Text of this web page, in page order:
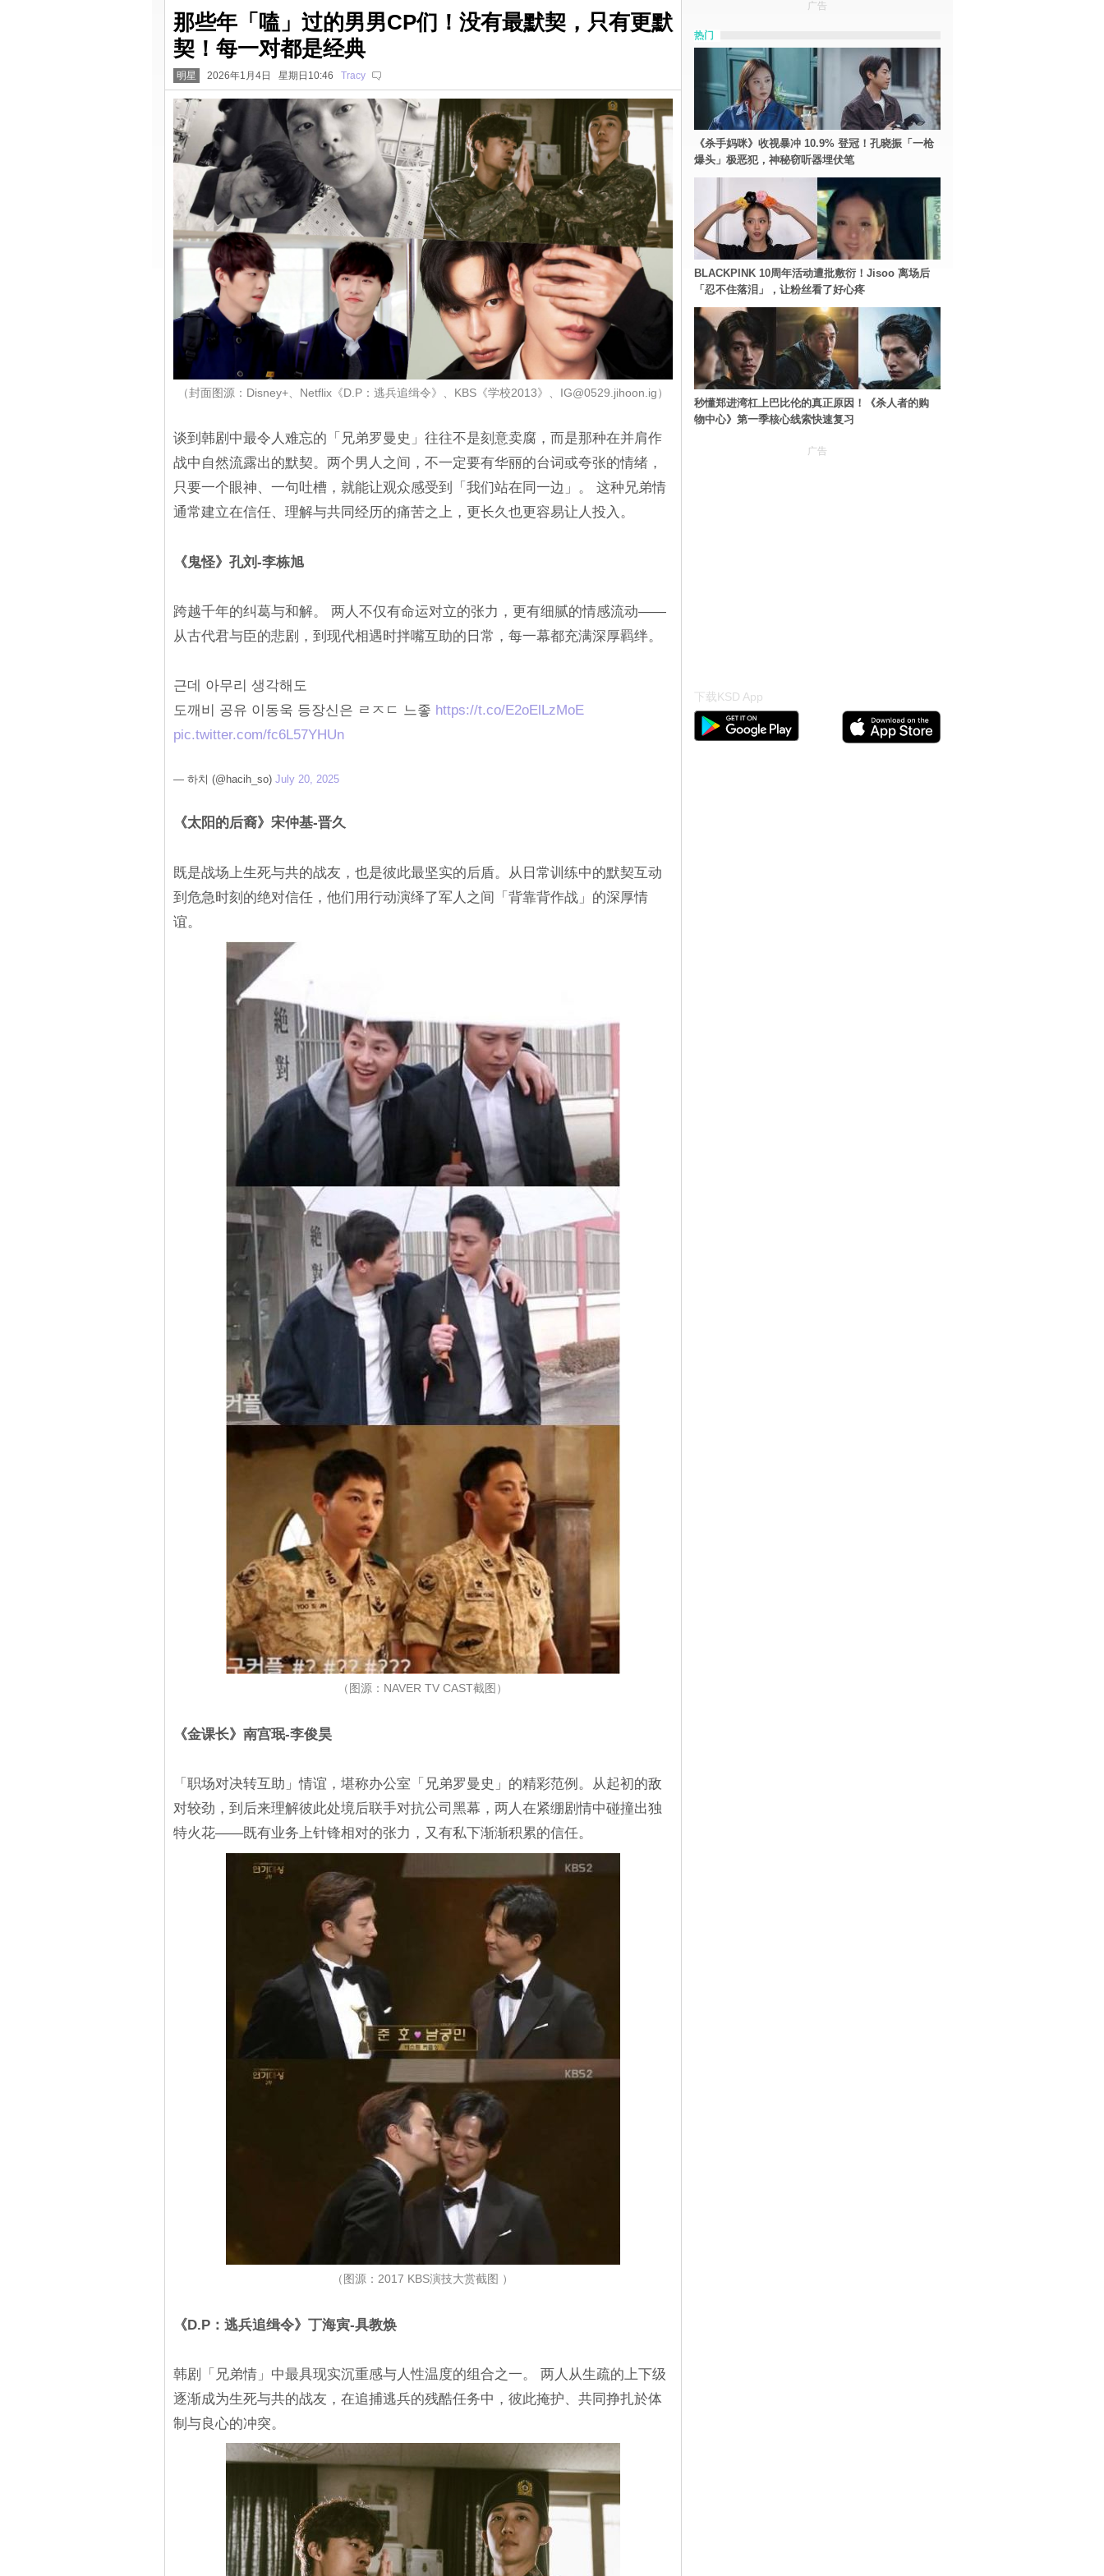
那些年「嗑」过的男男CP们！没有最默契，只有更默
契！每一对都是经典
明星 2026年1月4日 星期日10:46 Tracy
（封面图源：Disney+、Netflix《D.P：逃兵追缉令》、KBS《学校2013》、IG@0529.jihoon.ig）
谈到韩剧中最令人难忘的「兄弟罗曼史」往往不是刻意卖腐，而是那种在并肩作
战中自然流露出的默契。两个男人之间，不一定要有华丽的台词或夸张的情绪，
只要一个眼神、一句吐槽，就能让观众感受到「我们站在同一边」。 这种兄弟情
通常建立在信任、理解与共同经历的痛苦之上，更长久也更容易让人投入。
《鬼怪》孔刘-李栋旭
跨越千年的纠葛与和解。 两人不仅有命运对立的张力，更有细腻的情感流动――
从古代君与臣的悲剧，到现代相遇时拌嘴互助的日常，每一幕都充满深厚羁绊。
근데 아무리 생각해도
도깨비 공유 이동욱 등장신은 ㄹㅈㄷ 느좋 https://t.co/E2oElLzMoE
pic.twitter.com/fc6L57YHUn
— 하치 (@hacih_so) July 20, 2025
《太阳的后裔》宋仲基-晋久
既是战场上生死与共的战友，也是彼此最坚实的后盾。从日常训练中的默契互动
到危急时刻的绝对信任，他们用行动演绎了军人之间「背靠背作战」的深厚情
谊。
（图源：NAVER TV CAST截图）
《金课长》南宫珉-李俊昊
「职场对决转互助」情谊，堪称办公室「兄弟罗曼史」的精彩范例。从起初的敌
对较劲，到后来理解彼此处境后联手对抗公司黑幕，两人在紧绷剧情中碰撞出独
特火花——既有业务上针锋相对的张力，又有私下渐渐积累的信任。
（图源：2017 KBS演技大赏截图 ）
《D.P：逃兵追缉令》丁海寅-具教焕
韩剧「兄弟情」中最具现实沉重感与人性温度的组合之一。 两人从生疏的上下级
逐渐成为生死与共的战友，在追捕逃兵的残酷任务中，彼此掩护、共同挣扎於体
制与良心的冲突。
广告
热门
《杀手妈咪》收视暴冲 10.9% 登冠！孔晓振「一枪
爆头」极恶犯，神秘窃听器埋伏笔
BLACKPINK 10周年活动遭批敷衍！Jisoo 离场后
「忍不住落泪」，让粉丝看了好心疼
秒懂郑进湾杠上巴比伦的真正原因！《杀人者的购
物中心》第一季核心线索快速复习
广告
下载KSD App